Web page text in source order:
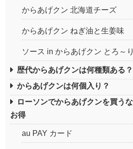
からあげクン 北海道チーズ
からあげクン ねぎ油と生姜味
ソース in からあげクン とろ～
歴代からあげクンは何種類ある？
からあげクンは何個入り？
ローソンでからあげクンを買う
お得
au PAY カード